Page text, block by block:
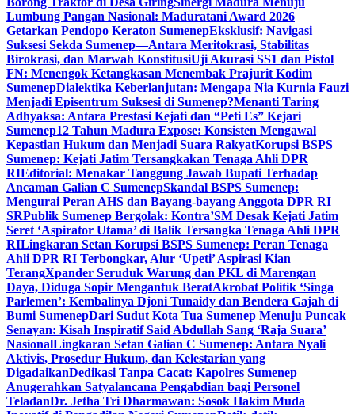
Lumbung Pangan Nasional: Maduratani Award 2026
Getarkan Pendopo Keraton SumenepEksklusif: Navigasi
Suksesi Sekda Sumenep—Antara Meritokrasi, Stabilitas
Birokrasi, dan Marwah KonstitusiUji Akurasi SS1 dan Pistol
FN: Menengok Ketangkasan Menembak Prajurit Kodim
SumenepDialektika Keberlanjutan: Mengapa Nia Kurnia Fauzi
Menjadi Episentrum Suksesi di Sumenep?Menanti Taring
Adhyaksa: Antara Prestasi Kejati dan “Peti Es” Kejari
Sumenep12 Tahun Madura Expose: Konsisten Mengawal
Kepastian Hukum dan Menjadi Suara RakyatKorupsi BSPS
Sumenep: Kejati Jatim Tersangkakan Tenaga Ahli DPR
RIEditorial: Menakar Tanggung Jawab Bupati Terhadap
Ancaman Galian C SumenepSkandal BSPS Sumenep:
Mengurai Peran AHS dan Bayang-bayang Anggota DPR RI
SRPublik Sumenep Bergolak: Kontra’SM Desak Kejati Jatim
Seret ‘Aspirator Utama’ di Balik Tersangka Tenaga Ahli DPR
RILingkaran Setan Korupsi BSPS Sumenep: Peran Tenaga
Ahli DPR RI Terbongkar, Alur ‘Upeti’ Aspirasi Kian
TerangXpander Seruduk Warung dan PKL di Marengan
Daya, Diduga Sopir Mengantuk BeratAkrobat Politik ‘Singa
Parlemen’: Kembalinya Djoni Tunaidy dan Bendera Gajah di
Bumi SumenepDari Sudut Kota Tua Sumenep Menuju Puncak
Senayan: Kisah Inspiratif Said Abdullah Sang ‘Raja Suara’
NasionalLingkaran Setan Galian C Sumenep: Antara Nyali
Aktivis, Prosedur Hukum, dan Kelestarian yang
DigadaikanDedikasi Tanpa Cacat: Kapolres Sumenep
Anugerahkan Satyalancana Pengabdian bagi Personel
TeladanDr. Jetha Tri Dharmawan: Sosok Hakim Muda